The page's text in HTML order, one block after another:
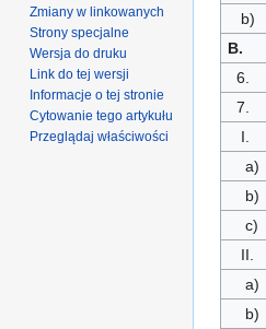
b)
B.
6.
7.
I.
a)
b)
c)
II.
a)
b)
Zmiany w linkowanych
Strony specjalne
Wersja do druku
Link do tej wersji
Informacje o tej stronie
Cytowanie tego artykułu
Przeglądaj właściwości